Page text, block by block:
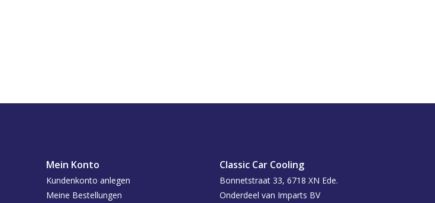
Mein Konto
Kundenkonto anlegen
Meine Bestellungen
Classic Car Cooling
Bonnetstraat 33, 6718 XN Ede.
Onderdeel van Imparts BV